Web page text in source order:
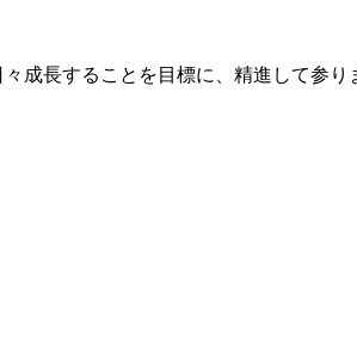
成長することを目標に、精進して参